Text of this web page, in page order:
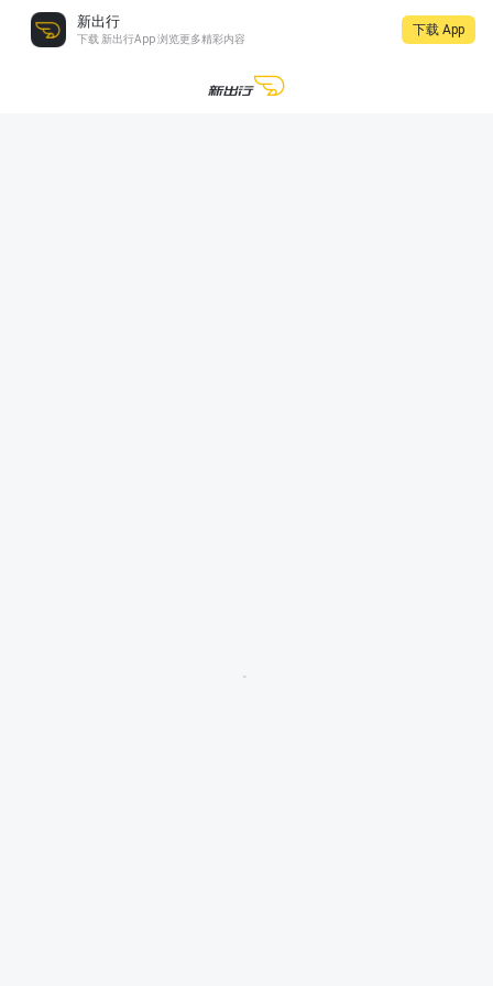
新出行
下载 新出行App 浏览更多精彩内容
下载 App